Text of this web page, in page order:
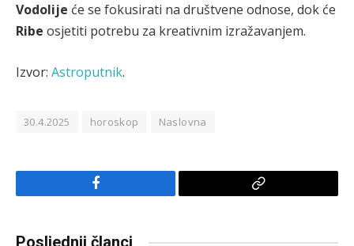
Vodolije će se fokusirati na društvene odnose, dok će
Ribe osjetiti potrebu za kreativnim izražavanjem.
Izvor: Astroputnik.
30.4.2025 horoskop Naslovna
Facebook
Copy
Posljednji članci